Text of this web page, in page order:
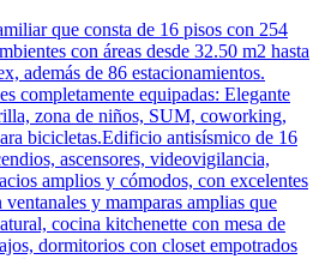
que consta de 16 pisos con 254
con áreas desde 32.50 m2 hasta
además de 86 estacionamientos.
completamente equipadas: Elegante
zona de niños, SUM, coworking,
bicicletas.Edificio antisísmico de 16
ascensores, videovigilancia,
amplios y cómodos, con excelentes
y mamparas amplias que
cocina kitchenette con mesa de
dormitorios con closet empotrados